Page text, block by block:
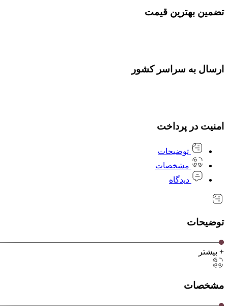
تضمین بهترین قیمت
ارسال به سراسر کشور
امنیت در پرداخت
توضیحات
مشخصات
دیدگاه
توضیحات
+ بیشتر
مشخصات